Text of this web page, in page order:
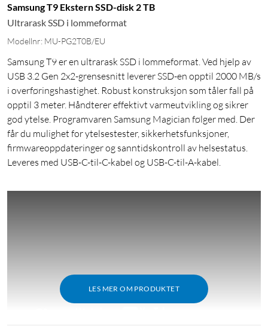
Samsung T9 Ekstern SSD-disk 2 TB
Ultrarask SSD i lommeformat
Modellnr: MU-PG2T0B/EU
Samsung T9 er en ultrarask SSD i lommeformat. Ved hjelp av
USB 3.2 Gen 2x2-grensesnitt leverer SSD-en opptil 2000 MB/s
i overføringshastighet. Robust konstruksjon som tåler fall på
opptil 3 meter. Håndterer effektivt varmeutvikling og sikrer
god ytelse. Programvaren Samsung Magician følger med. Der
får du mulighet for ytelsestester, sikkerhetsfunksjoner,
firmwareoppdateringer og sanntidskontroll av helsestatus.
Leveres med USB-C-til-C-kabel og USB-C-til-A-kabel.
LES MER OM PRODUKTET